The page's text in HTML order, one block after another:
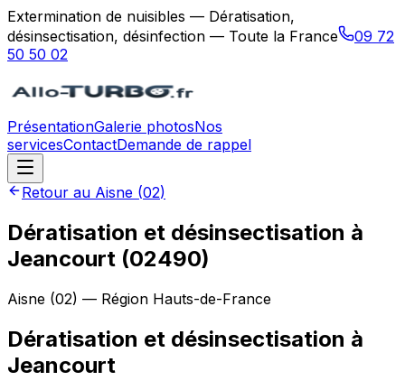
Extermination de nuisibles — Dératisation,
désinsectisation, désinfection — Toute la France
09 72
50 50 02
PrésentationGalerie photosNos
servicesContactDemande de rappel
Retour au Aisne (02)
Dératisation et désinsectisation à
Jeancourt (02490)
Aisne (02) — Région Hauts-de-France
Dératisation et désinsectisation à
Jeancourt